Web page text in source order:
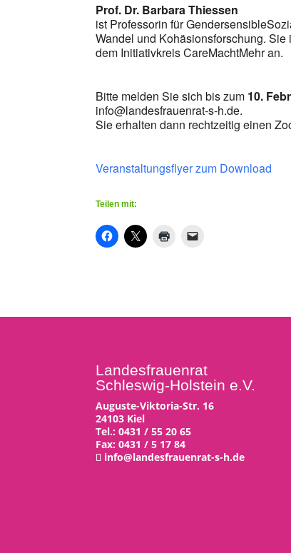
Prof. Dr. Barbara Thiessen
ist Professorin für
Wandel und Kohäsionsforschung.
dem Initiativkreis CareMachtMehr an.
Bitte melden Sie sich bis zum 10.
info@landesfrauenrat-s-h.de.
Sie erhalten dann rechtzeitig einen
Veranstaltungsflyer zum Download
Teilen mit:
Landesfrauenrat
Schleswig-Holstein e.V.
Auguste-Viktoria-Str. 16
24103 Kiel
Tel.: 0431 / 55 20 65
Fax: 0431 / 5 17 84
info@landesfrauenrat-s-h.de